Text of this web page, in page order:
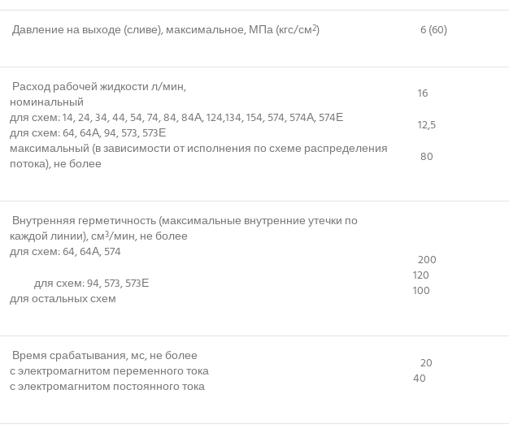
Давление на выходе (сливе), максимальное, МПа (кгс/см2) 6 (60)
Расход рабочей жидкости л/мин,
номинальный
для схем: 14, 24, 34, 44, 54, 74, 84, 84А, 124,134, 154, 574, 574А, 574Е
для схем: 64, 64А, 94, 573, 573Е
максимальный (в зависимости от исполнения по схеме распределения
потока), не более
16
12,5
80
Внутренняя герметичность (максимальные внутренние утечки по
каждой линии), см3/мин, не более
для схем: 64, 64А, 574
для схем: 94, 573, 573Е
для остальных схем
200
120
100
Время срабатывания, мс, не более
с электромагнитом переменного тока
с электромагнитом постоянного тока
20
40